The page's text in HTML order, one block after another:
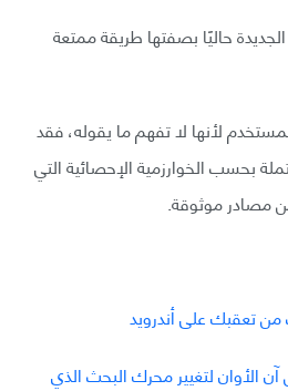
حاليًا بصفتها طريقة ممتعة
لأنها لا تفهم ما يقوله، فقد
بحسب الخوارزمية الإحصائية التي
مصادر موثوقة.
تعقبك على أندرويد
لتغيير محرك البحث الذي